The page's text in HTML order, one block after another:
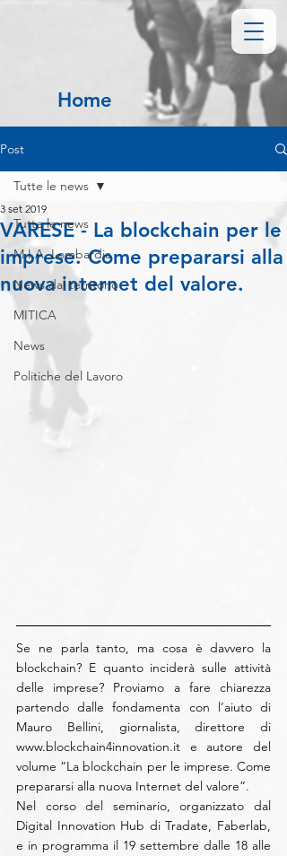
Home
Post
Tutte le news
M.I.A. Lombardia
News dal territorio
MITICA
News
Politiche del Lavoro
Tutte le news
VARESE - La blockchain per le
imprese. Come prepararsi alla
nuova internet del valore.
3 set 2019
Se ne parla tanto, ma cosa è davvero la
blockchain? E quanto inciderà sulle attività
delle imprese? Proviamo a fare chiarezza
partendo dalle fondamenta con l’aiuto di
Mauro Bellini, giornalista, direttore di
www.blockchain4innovation.it e autore del
volume “La blockchain per le imprese. Come
prepararsi alla nuova Internet del valore”.
Nel corso del seminario, organizzato dal
Digital Innovation Hub di Tradate, Faberlab,
e in programma il 19 settembre dalle 18 alle